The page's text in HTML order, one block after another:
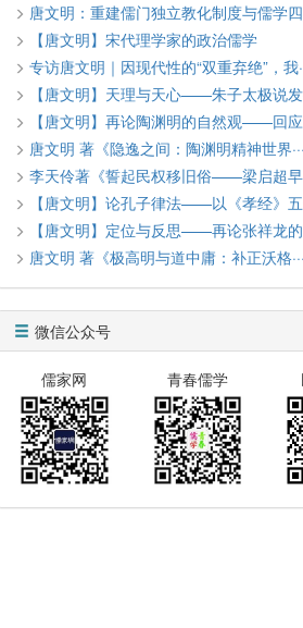
唐文明：重建儒门独立教化制度与儒学四
【唐文明】宋代理学家的政治儒学
专访唐文明｜因现代性的“双重弃绝”，我
【唐文明】天理与天心——朱子太极说
【唐文明】再论陶渊明的自然观——回应
唐文明 著《隐逸之间：陶渊明精神世界···
李天伶著《誓起民权移旧俗——梁启超早
【唐文明】论孔子律法——以《孝经》五
【唐文明】定位与反思——再论张祥龙的
唐文明 著《极高明与道中庸：补正沃格···
微信公众号
儒家网 青春儒学